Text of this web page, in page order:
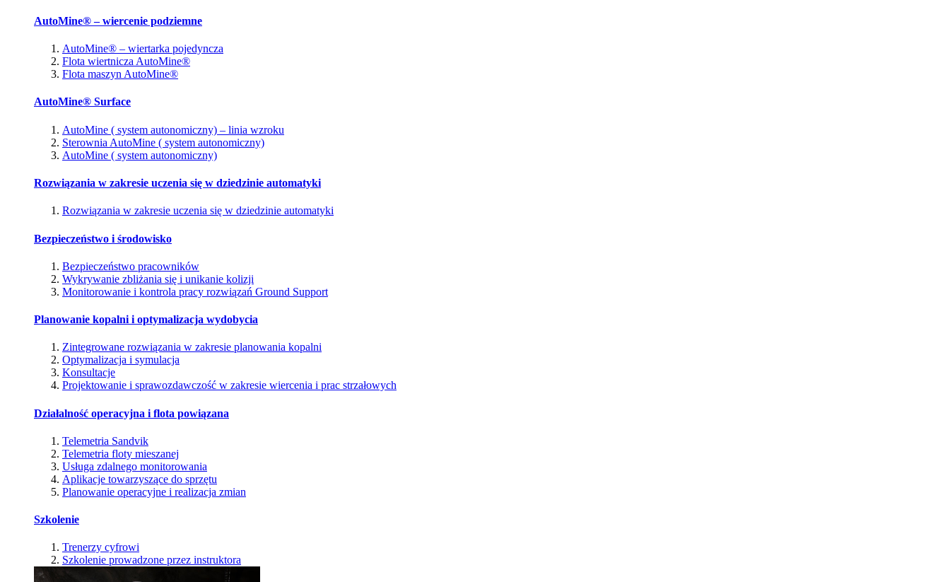
AutoMine® – wiercenie podziemne
AutoMine® – wiertarka pojedyncza
Flota wiertnicza AutoMine®
Flota maszyn AutoMine®
AutoMine® Surface
AutoMine ( system autonomiczny) – linia wzroku
Sterownia AutoMine ( system autonomiczny)
AutoMine ( system autonomiczny)
Rozwiązania w zakresie uczenia się w dziedzinie automatyki
Rozwiązania w zakresie uczenia się w dziedzinie automatyki
Bezpieczeństwo i środowisko
Bezpieczeństwo pracowników
Wykrywanie zbliżania się i unikanie kolizji
Monitorowanie i kontrola pracy rozwiązań Ground Support
Planowanie kopalni i optymalizacja wydobycia
Zintegrowane rozwiązania w zakresie planowania kopalni
Optymalizacja i symulacja
Konsultacje
Projektowanie i sprawozdawczość w zakresie wiercenia i prac strzałowych
Działalność operacyjna i flota powiązana
Telemetria Sandvik
Telemetria floty mieszanej
Usługa zdalnego monitorowania
Aplikacje towarzyszące do sprzętu
Planowanie operacyjne i realizacja zmian
Szkolenie
Trenerzy cyfrowi
Szkolenie prowadzone przez instruktora